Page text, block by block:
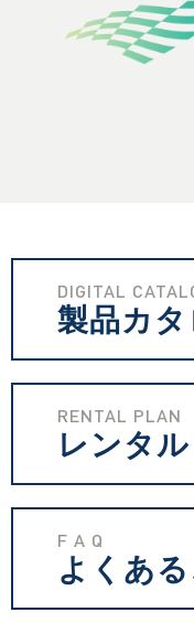
DIGITAL
製品カ
RENTAL PLAN
レンタ
F A Q
よくあ